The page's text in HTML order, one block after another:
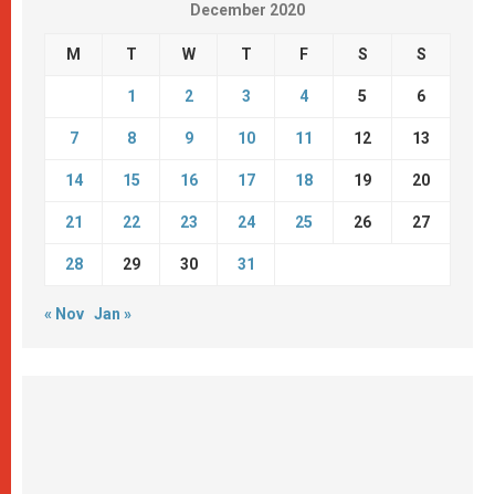
December 2020
M T W T F S S
1 2 3 4 5 6
7 8 9 10 11 12 13
14 15 16 17 18 19 20
21 22 23 24 25 26 27
28 29 30 31
« Nov Jan »